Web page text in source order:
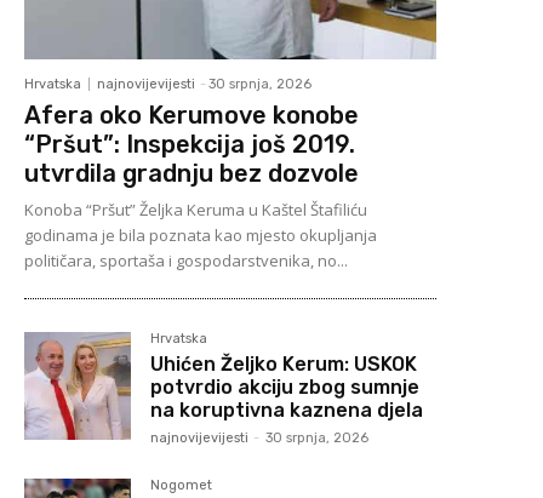
Hrvatska najnovijevijesti - 30 srpnja, 2026
Afera oko Kerumove konobe
“Pršut”: Inspekcija još 2019.
utvrdila gradnju bez dozvole
Konoba “Pršut” Željka Keruma u Kaštel Štafiliću
godinama je bila poznata kao mjesto okupljanja
političara, sportaša i gospodarstvenika, no...
Hrvatska
Uhićen Željko Kerum: USKOK
potvrdio akciju zbog sumnje
na koruptivna kaznena djela
najnovijevijesti - 30 srpnja, 2026
Nogomet